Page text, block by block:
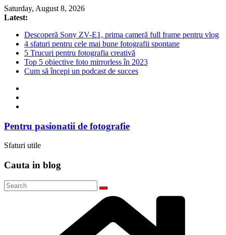
Skip
to
Saturday, August 8, 2026
Latest:
Descoperă Sony ZV-E1, prima cameră full frame pentru vlog
4 sfaturi pentru cele mai bune fotografii spontane
5 Trucuri pentru fotografia creativă
Top 5 obiective foto mirrorless în 2023
Cum să începi un podcast de succes
Pentru pasionatii de fotografie
Sfaturi utile
Cauta in blog